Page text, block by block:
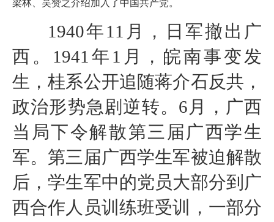
梁林、吴赞之介绍加入了中国共产党。
1940年11月，日军撤出广
西。1941年1月，皖南事变发
生，桂系公开追随蒋介石反共，
政治形势急剧逆转。6月，广西
当局下令解散第三届广西学生
军。第三届广西学生军被迫解散
后，学生军中的党员大部分到广
西合作人员训练班受训，一部分